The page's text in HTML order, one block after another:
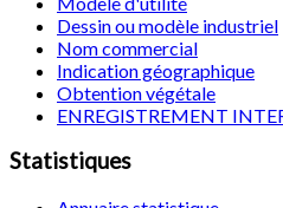
Dessin ou modèle industriel
Nom commercial
Indication géographique
Obtention végétale
ENREGISTREMENT
Statistiques